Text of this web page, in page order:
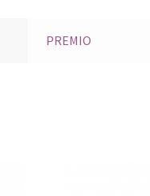
PREMIO